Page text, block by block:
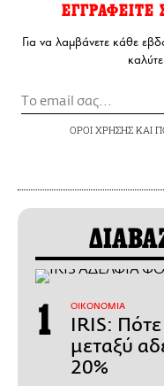
ΕΓΓΡΑΦΕΙΤΕ
Για να λαμβάνετε κάθε
ΟΡΟΙ ΧΡΗΣΗΣΚΑΙ
ΟΙΚΟΝΟΜΙΑ
IRIS:
μεταξύ
20%